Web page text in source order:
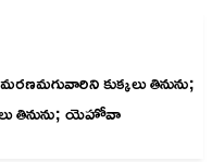
కుక్కలు తినును;
తినును; యెహోవా